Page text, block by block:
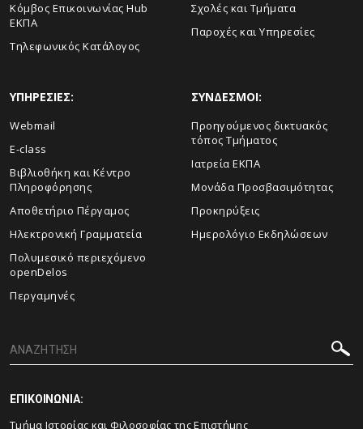
Κόμβος Επικοινωνίας Hub
ΕΚΠΑ
Τηλεφωνικός Κατάλογος
Σχολές και Τμήματα
Παροχές και Υπηρεσίες
ΥΠΗΡΕΣΙΕΣ:
Webmail
E-class
Βιβλιοθήκη και Κέντρο
Πληροφόρησης
Αποθετήριο Πέργαμος
Ηλεκτρονική Γραμματεία
Πολυμεσικό περιεχόμενο
openDelos
Περγαμηνές
ΣΥΝΔΕΣΜΟΙ:
Προηγούμενος δικτυακός
τόπος Τμήματος
Ιατρεία ΕΚΠΑ
Μονάδα Προσβασιμότητας
Προκηρύξεις
Ημερολόγιο Εκδηλώσεων
ΕΠΙΚΟΙΝΩΝΙΑ:
Τμήμα Ιστορίας και Φιλοσοφίας της Επιστήμης